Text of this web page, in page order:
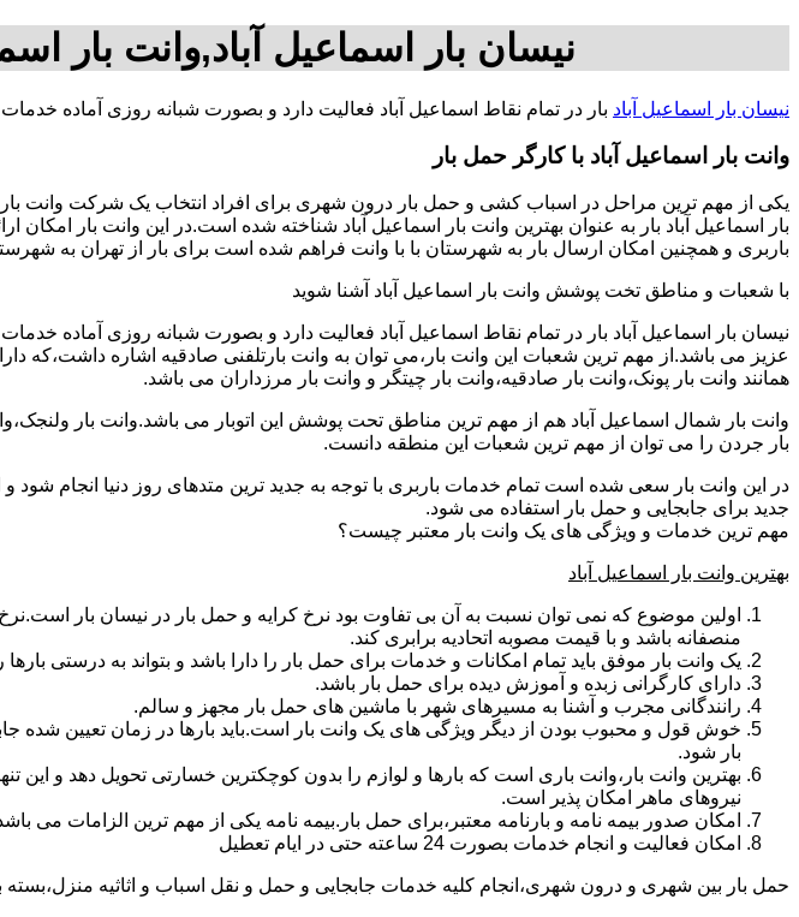
نیسان بار اسماعیل آباد,وانت بار
نیسان بار اسماعیل آباد بار در تمام نقاط اسماعیل آباد فعالیت دارد و بصورت شبانه روزی آماده
وانت بار اسماعیل آباد با کارگر حمل بار
یکی از مهم ترین مراحل در اسباب کشی و حمل بار درون شهری برای افراد انتخاب یک شرکت وانت بار
بار اسماعیل آباد بار به عنوان بهترین وانت بار اسماعیل آباد شناخته شده است.در این وانت بار
باربری و همچنین امکان ارسال بار به شهرستان با با وانت فراهم شده است برای بار از تهران به شهرستان ها با 09125758177 آقای اقبال حسنی
با شعبات و مناطق تخت پوشش وانت بار اسماعیل آباد آشنا شوید
نیسان بار اسماعیل آباد بار در تمام نقاط اسماعیل آباد فعالیت دارد و بصورت شبانه روزی آماده
عزیز می باشد.از مهم ترین شعبات این وانت بار،می توان به وانت بارتلفنی صادقیه اشاره داشت،که
همانند وانت بار پونک،وانت بار صادقیه،وانت بار چیتگر و وانت بار مرزداران می باشد.
وانت بار شمال اسماعیل آباد هم از مهم ترین مناطق تحت پوشش این اتوبار می باشد.وانت بار
بار جردن را می توان از مهم ترین شعبات این منطقه دانست.
در این وانت بار سعی شده است تمام خدمات باربری با توجه به جدید ترین متدهای روز دنیا انجام شود و
جدید برای جابجایی و حمل بار استفاده می شود.
مهم ترین خدمات و ویژگی های یک وانت بار معتبر چیست؟
بهترین وانت بار اسماعیل آباد
اولین موضوع که نمی توان نسبت به آن بی تفاوت بود نرخ کرایه و حمل بار در نیسان بار است.نرخ
منصفانه باشد و با قیمت مصوبه اتحادیه برابری کند.
یک وانت بار موفق باید تمام امکانات و خدمات برای حمل بار را دارا باشد و بتواند به درستی بارها
دارای کارگرانی زبده و آموزش دیده برای حمل بار باشد.
رانندگانی مجرب و آشنا به مسیرهای شهر با ماشین های حمل بار مجهز و سالم.
خوش قول و محبوب بودن از دیگر ویژگی های یک وانت بار است.باید بارها در زمان تعیین شده
بار شود.
بهترین وانت بار،وانت باری است که بارها و لوازم را بدون کوچکترین خسارتی تحویل دهد و این
نیروهای ماهر امکان پذیر است.
امکان صدور بیمه نامه و بارنامه معتبر،برای حمل بار.بیمه نامه یکی از مهم ترین الزامات
امکان فعالیت و انجام خدمات بصورت 24 ساعته حتی در ایام تعطیل
حمل بار بین شهری و درون شهری،انجام کلیه خدمات جابجایی و حمل و نقل اسباب و اثاثیه منزل،بسته